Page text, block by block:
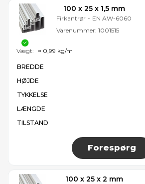
100 x 25 x 1,5 mm
Firkantrør - EN AW-6060
Varenummer: 1001515
BREDDE
HØJDE
TYKKELSE
LÆNGDE
TILSTAND
Forespørg
Vægt: ≈ 0,99 kg/m
100 x 25 x 2 mm